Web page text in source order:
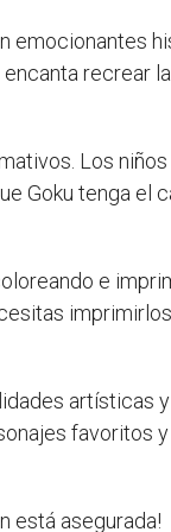
recrear
Los
Goku tenga el
e
artísticas
favoritos
está asegurada!